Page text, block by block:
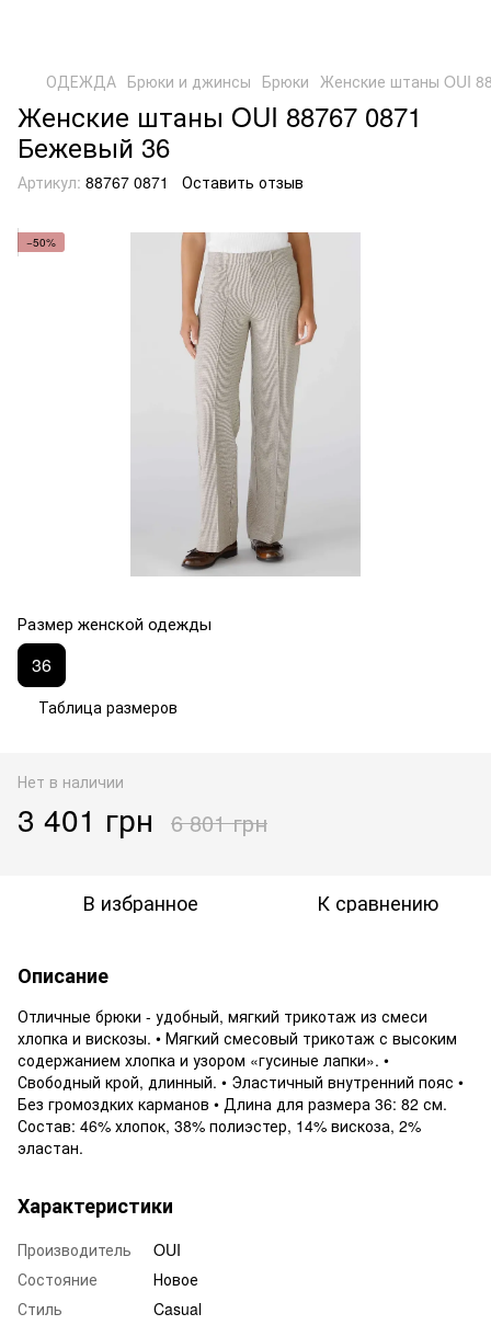
ОДЕЖДА Брюки и джинсы Брюки Женские штаны OUI
Женские штаны OUI 88767 0871
Бежевый 36
Артикул: 88767 0871 Оставить отзыв
−50%
Размер женской одежды
36
Таблица размеров
Нет в наличии
3 401 грн 6 801 грн
В избранное К сравнению
Описание
Отличные брюки - удобный, мягкий трикотаж из смеси
хлопка и вискозы. • Мягкий смесовый трикотаж с высоким
содержанием хлопка и узором «гусиные лапки». •
Свободный крой, длинный. • Эластичный внутренний пояс •
Без громоздких карманов • Длина для размера 36: 82 см.
Состав: 46% хлопок, 38% полиэстер, 14% вискоза, 2%
эластан.
Характеристики
Производитель
OUI
Состояние
Новое
Стиль
Casual